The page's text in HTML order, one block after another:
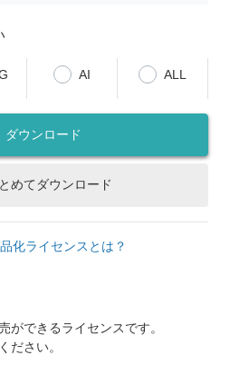
AI ALL
ダウンロード
めてダウンロード
化ライセンスとは？
ができるライセンスです。
ださい。